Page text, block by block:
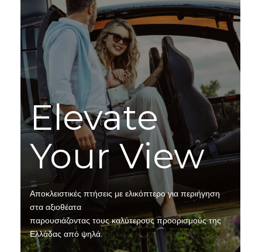
Elevate
Your View
Αποκλειστικές πτήσεις με ελικόπτερο για περιήγηση
στα αξιοθέατα
παρουσιάζοντας τους καλύτερους προορισμούς της
Ελλάδας από ψηλά.